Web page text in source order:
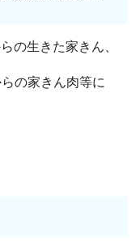
の生きた家きん、
の家きん肉等に